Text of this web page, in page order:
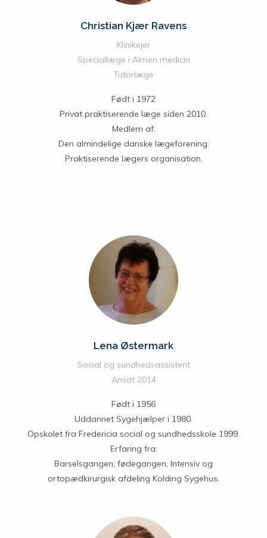
Christian Kjær Ravens
Klinikejer
Speciallæge i Almen medicin
Tutorlæge
Født i 1972
Privat praktiserende læge siden 2010.
Medlem af:
Den almindelige danske lægeforening.
Praktiserende lægers organisation.
Lena Østermark
Social og sundhedsassistent
Ansat 2014
Født i 1956
Uddannet Sygehjælper i 1980.
Opskolet fra Fredericia social og sundhedsskole 1999.
Erfaring fra:
Barselsgangen, fødegangen, Intensiv og
ortopædkirurgisk afdeling Kolding Sygehus.